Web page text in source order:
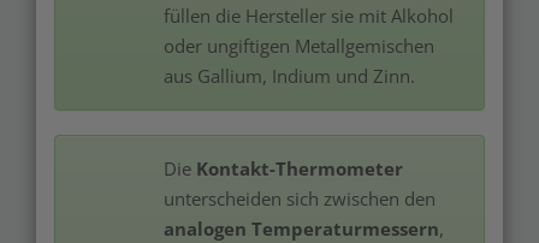
füllen die Hersteller sie mit Alkohol
oder ungiftigen Metallgemischen
aus Gallium, Indium und Zinn.
Die Kontakt-Thermometer
unterscheiden sich zwischen den
analogen Temperaturmessern,